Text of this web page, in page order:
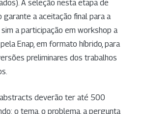
A seleção nesta etapa de
garante a aceitação final para a
sim a participação em workshop a
Enap, em formato híbrido, para
preliminares dos trabalhos
deverão ter até 500
o tema, o problema, a pergunta